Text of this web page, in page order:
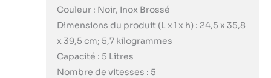
Couleur : Noir, Inox Brossé
Dimensions du produit (L x l x h) : 24,5 x 35,8
x 39,5 cm; 5,7 kilogrammes
Capacité : 5 Litres
Nombre de vitesses : 5